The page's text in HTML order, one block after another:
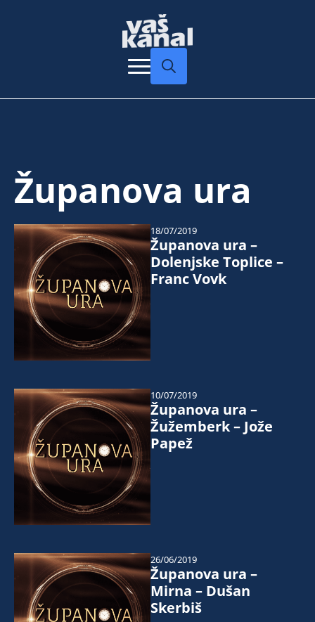
Županova ura
Županova ura –
Dolenjske Toplice –
Franc Vovk
18/07/2019
Županova ura –
Žužemberk – Jože
Papež
10/07/2019
Županova ura –
Mirna – Dušan
Skerbiš
26/06/2019